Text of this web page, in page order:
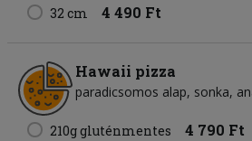
32 cm 4 490 Ft
Hawaii pizza
paradicsomos alap sonka
210g gluténmentes 4 790 Ft